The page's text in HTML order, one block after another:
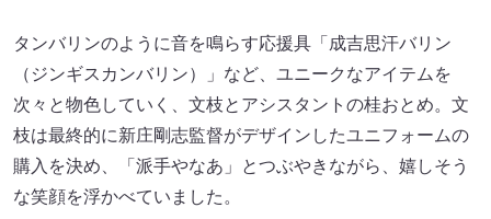
タンバリンのように音を鳴らす応援具「成吉思汗バリン
（ジンギスカンバリン）」など、ユニークなアイテムを
次々と物色していく、文枝とアシスタントの桂おとめ。文
枝は最終的に新庄剛志監督がデザインしたユニフォームの
購入を決め、「派手やなあ」とつぶやきながら、嬉しそう
な笑顔を浮かべていました。